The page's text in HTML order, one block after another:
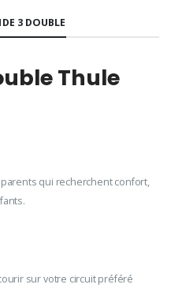
3 DOUBLE
Thule
qui recherchent confort,
sur votre circuit préféré